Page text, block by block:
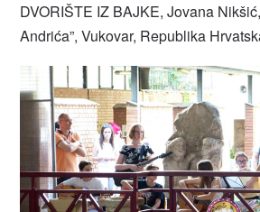
DVORIŠTE IZ BAJKE, Jovana
Andrića”, Vukovar, Republika